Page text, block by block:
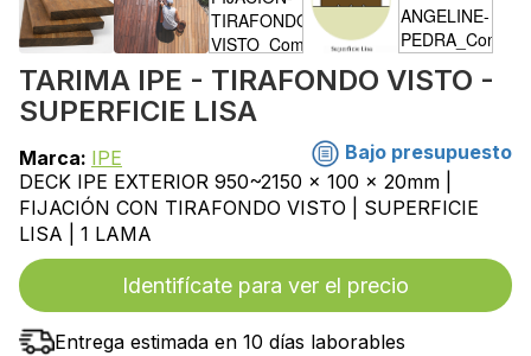
TARIMA IPE - TIRAFONDO VISTO -
SUPERFICIE LISA
Marca: IPE
Bajo presupuesto
DECK IPE EXTERIOR 950~2150 x 100 x 20mm |
FIJACIÓN CON TIRAFONDO VISTO | SUPERFICIE
LISA | 1 LAMA
Identifícate para ver el precio
Entrega estimada en 10 días laborables